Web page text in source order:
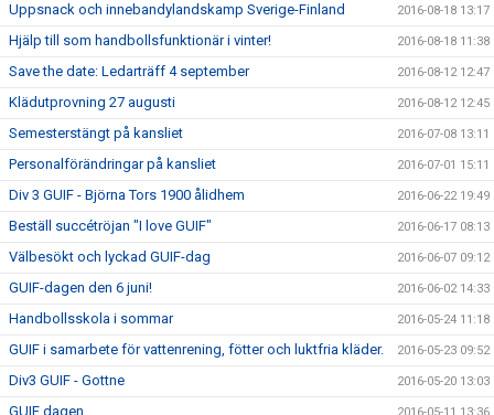
Uppsnack och innebandylandskamp Sverige-Finland 2016-08-18 13:17
Hjälp till som handbollsfunktionär i vinter! 2016-08-18 11:38
Save the date: Ledarträff 4 september 2016-08-12 12:47
Klädutprovning 27 augusti 2016-08-12 12:45
Semesterstängt på kansliet 2016-07-08 13:11
Personalförändringar på kansliet 2016-07-01 15:11
Div 3 GUIF - Björna Tors 1900 ålidhem 2016-06-22 19:49
Beställ succétröjan "I love GUIF" 2016-06-17 08:13
Välbesökt och lyckad GUIF-dag 2016-06-07 09:12
GUIF-dagen den 6 juni! 2016-06-02 14:33
Handbollsskola i sommar 2016-05-24 11:18
GUIF i samarbete för vattenrening, fötter och luktfria kläder. 2016-05-23 09:52
Div3 GUIF - Gottne 2016-05-20 13:03
GUIF dagen